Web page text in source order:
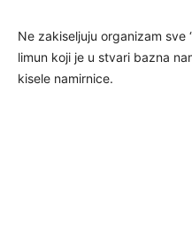
Ne zakiseljuju organizam sve
limun koji je u stvari bazna
kisele namirnice.